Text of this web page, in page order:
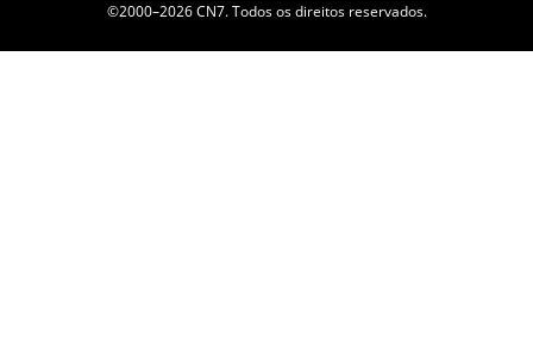
©2000–2026 CN7. Todos os direitos reservados.